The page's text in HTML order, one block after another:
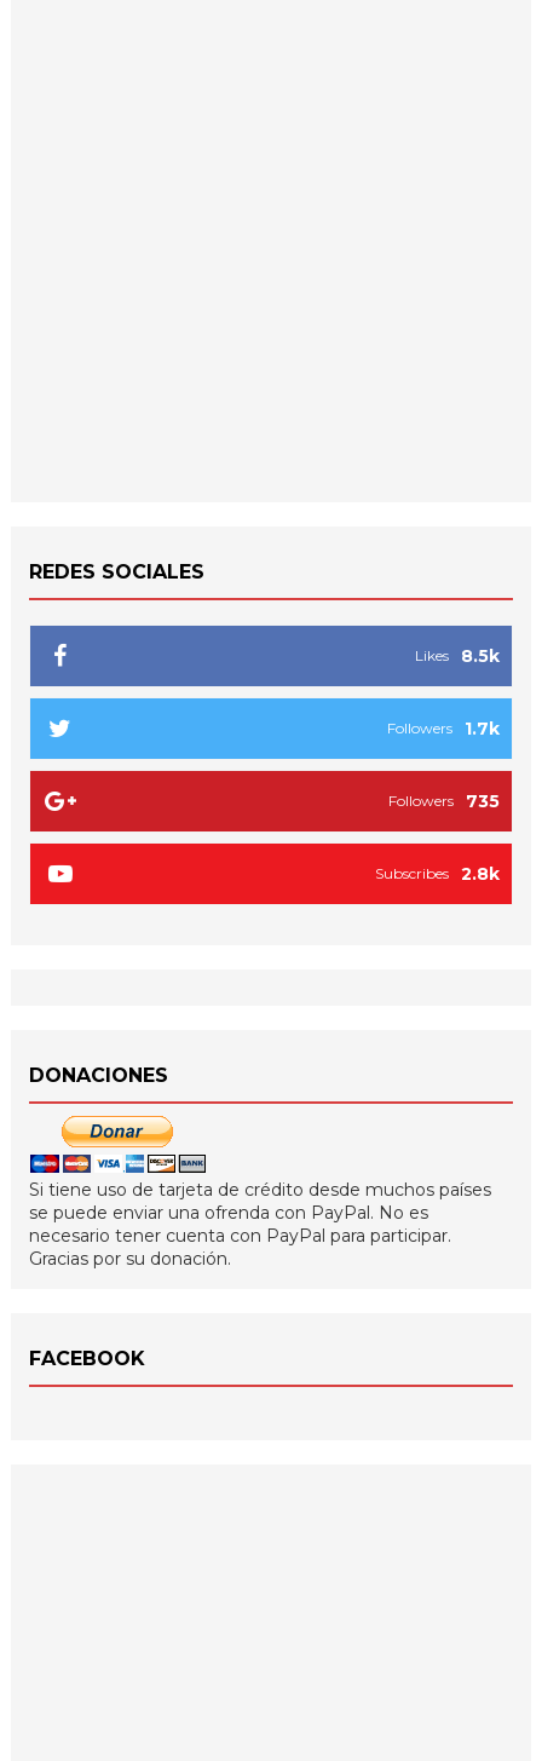
REDES SOCIALES
8.5k
Likes
1.7k
Followers
735
Followers
2.8k
Subscribes
DONACIONES
Si tiene uso de tarjeta de crédito desde muchos países
se puede enviar una ofrenda con PayPal. No es
necesario tener cuenta con PayPal para participar.
Gracias por su donación.
FACEBOOK